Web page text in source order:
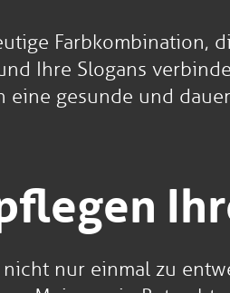
Farbkombination,
Ihre Slogans
eine gesunde und
nur einmal zu